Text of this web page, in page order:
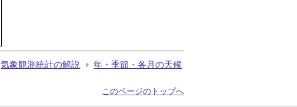
気象観測統計の解説 年・季節・各月の天候
このページのトップへ